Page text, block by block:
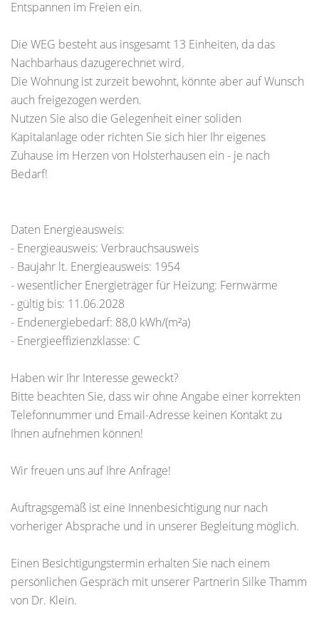
Entspannen im Freien ein.
Die WEG besteht aus insgesamt 13 Einheiten, da das
Nachbarhaus dazugerechnet wird.
Die Wohnung ist zurzeit bewohnt, könnte aber auf Wunsch
auch freigezogen werden.
Nutzen Sie also die Gelegenheit einer soliden
Kapitalanlage oder richten Sie sich hier Ihr eigenes
Zuhause im Herzen von Holsterhausen ein - je nach
Bedarf!
Daten Energieausweis:
- Energieausweis: Verbrauchsausweis
- Baujahr lt. Energieausweis: 1954
- wesentlicher Energieträger für Heizung: Fernwärme
- gültig bis: 11.06.2028
- Endenergiebedarf: 88,0 kWh/(m²a)
- Energieeffizienzklasse: C
Haben wir Ihr Interesse geweckt?
Bitte beachten Sie, dass wir ohne Angabe einer korrekten
Telefonnummer und Email-Adresse keinen Kontakt zu
Ihnen aufnehmen können!
Wir freuen uns auf Ihre Anfrage!
Auftragsgemäß ist eine Innenbesichtigung nur nach
vorheriger Absprache und in unserer Begleitung möglich.
Einen Besichtigungstermin erhalten Sie nach einem
persönlichen Gespräch mit unserer Partnerin Silke Thamm
von Dr. Klein.